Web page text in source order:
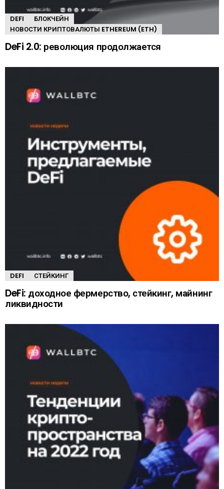
DEFI
БЛОКЧЕЙН
НОВОСТИ КРИПТОВАЛЮТЫ ETHEREUM (ETH)
DeFi 2.0: революция продолжается
DEFI СТЕЙКИНГ
DeFi: доходное фермерство, стейкинг, майнинг
ликвидности